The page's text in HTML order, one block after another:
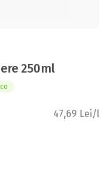
250ml
47,69 Lei/l